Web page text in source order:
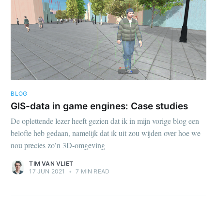
BLOG
GIS-data in game engines: Case studies
De oplettende lezer heeft gezien dat ik in mijn vorige blog een
belofte heb gedaan, namelijk dat ik uit zou wijden over hoe we
nou precies zo’n 3D-omgeving
TIM VAN VLIET
17 JUN 2021
• 7 MIN READ